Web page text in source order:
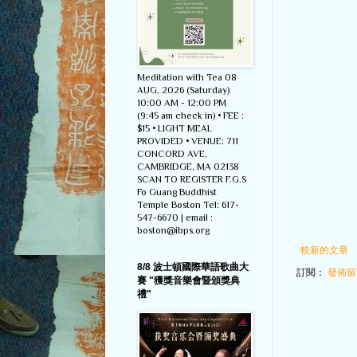
較新的文章
訂閱： 發佈
Meditation with Tea 08
AUG, 2026 (Saturday)
10:00 AM - 12:00 PM
(9:45 am check in) • FEE :
$15 • LIGHT MEAL
PROVIDED • VENUE: 711
CONCORD AVE,
CAMBRIDGE, MA 02138
SCAN TO REGISTER F.G.S
Fo Guang Buddhist
Temple Boston Tel: 617-
547-6670 | email :
boston@ibps.org
8/8 波士頓國際華語歌曲大
賽 "獲獎音樂會暨頒獎典
禮"